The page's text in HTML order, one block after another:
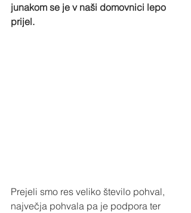
junakom se je v naši domovnici lepo
prijel.
Prejeli smo res veliko število pohval,
največja pohvala pa je podpora ter